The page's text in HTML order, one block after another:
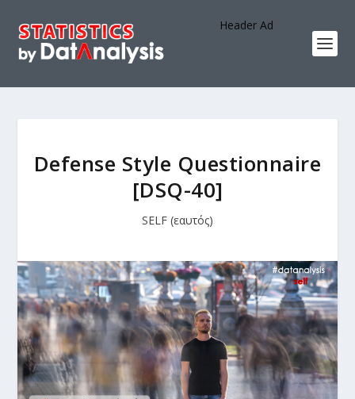
Header Ad
Defense Style Questionnaire
[DSQ-40]
SELF (εαυτός)